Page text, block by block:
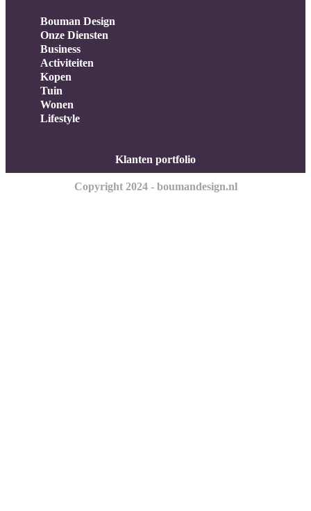
Bouman Design
Onze Diensten
Business
Activiteiten
Kopen
Tuin
Wonen
Lifestyle
Klanten portfolio
Copyright 2024 - boumandesign.nl